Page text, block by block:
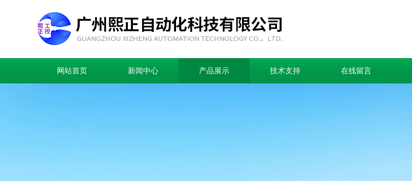
网站首页 新闻中心 产品展示 技术支持 在线留言